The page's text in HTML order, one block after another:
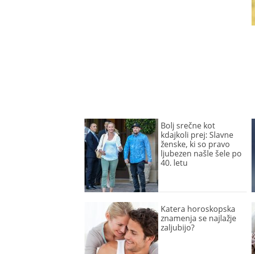
Bolj srečne kot
kdajkoli prej: Slavne
ženske, ki so pravo
ljubezen našle šele po
40. letu
Katera horoskopska
znamenja se najlažje
zaljubijo?